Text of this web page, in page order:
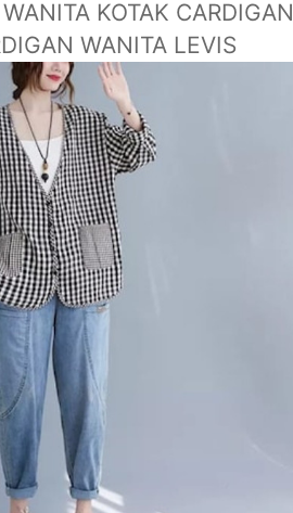
KOTAK CARDIGAN
WANITA LEVIS